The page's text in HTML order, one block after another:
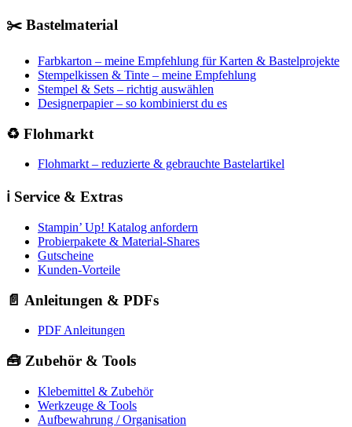
✂️ Bastelmaterial
Farbkarton – meine Empfehlung für Karten & Bastelprojekte
Stempelkissen & Tinte – meine Empfehlung
Stempel & Sets – richtig auswählen
Designerpapier – so kombinierst du es
♻️ Flohmarkt
Flohmarkt – reduzierte & gebrauchte Bastelartikel
ℹ️ Service & Extras
Stampin’ Up! Katalog anfordern
Probierpakete & Material-Shares
Gutscheine
Kunden-Vorteile
📄 Anleitungen & PDFs
PDF Anleitungen
🧰 Zubehör & Tools
Klebemittel & Zubehör
Werkzeuge & Tools
Aufbewahrung / Organisation